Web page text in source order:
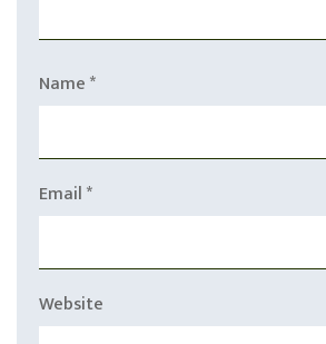
Name*
Email*
Website